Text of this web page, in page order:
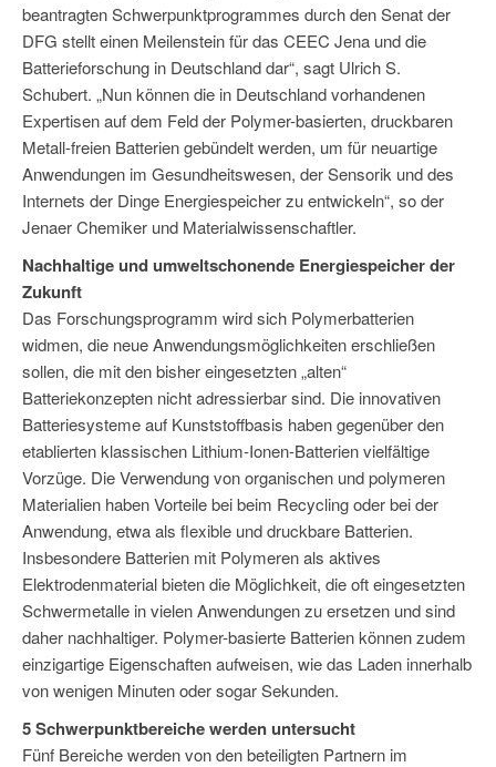
beantragten Schwerpunktprogrammes durch den Senat der
DFG stellt einen Meilenstein für das CEEC Jena und die
Batterieforschung in Deutschland dar“, sagt Ulrich S.
Schubert. „Nun können die in Deutschland vorhandenen
Expertisen auf dem Feld der Polymer-basierten, druckbaren
Metall-freien Batterien gebündelt werden, um für neuartige
Anwendungen im Gesundheitswesen, der Sensorik und des
Internets der Dinge Energiespeicher zu entwickeln“, so der
Jenaer Chemiker und Materialwissenschaftler.
Nachhaltige und umweltschonende Energiespeicher der
Zukunft
Das Forschungsprogramm wird sich Polymerbatterien
widmen, die neue Anwendungsmöglichkeiten erschließen
sollen, die mit den bisher eingesetzten „alten“
Batteriekonzepten nicht adressierbar sind. Die innovativen
Batteriesysteme auf Kunststoffbasis haben gegenüber den
etablierten klassischen Lithium-Ionen-Batterien vielfältige
Vorzüge. Die Verwendung von organischen und polymeren
Materialien haben Vorteile bei beim Recycling oder bei der
Anwendung, etwa als flexible und druckbare Batterien.
Insbesondere Batterien mit Polymeren als aktives
Elektrodenmaterial bieten die Möglichkeit, die oft eingesetzten
Schwermetalle in vielen Anwendungen zu ersetzen und sind
daher nachhaltiger. Polymer-basierte Batterien können zudem
einzigartige Eigenschaften aufweisen, wie das Laden innerhalb
von wenigen Minuten oder sogar Sekunden.
5 Schwerpunktbereiche werden untersucht
Fünf Bereiche werden von den beteiligten Partnern im